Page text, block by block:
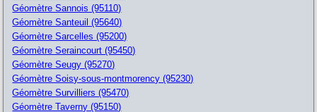
Géomètre Sannois (95110)
Géomètre Santeuil (95640)
Géomètre Sarcelles (95200)
Géomètre Seraincourt (95450)
Géomètre Seugy (95270)
Géomètre Soisy-sous-montmorency (95230)
Géomètre Survilliers (95470)
Géomètre Taverny (95150)